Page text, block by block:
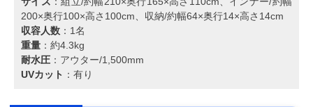
200×奥行100×高さ100cm、収納/約幅64×奥行14×高さ14cm
収容人数 ：1名
重量 ：約4.3kg
耐水圧 ：アウター/1,500mm
UVカット ：有り